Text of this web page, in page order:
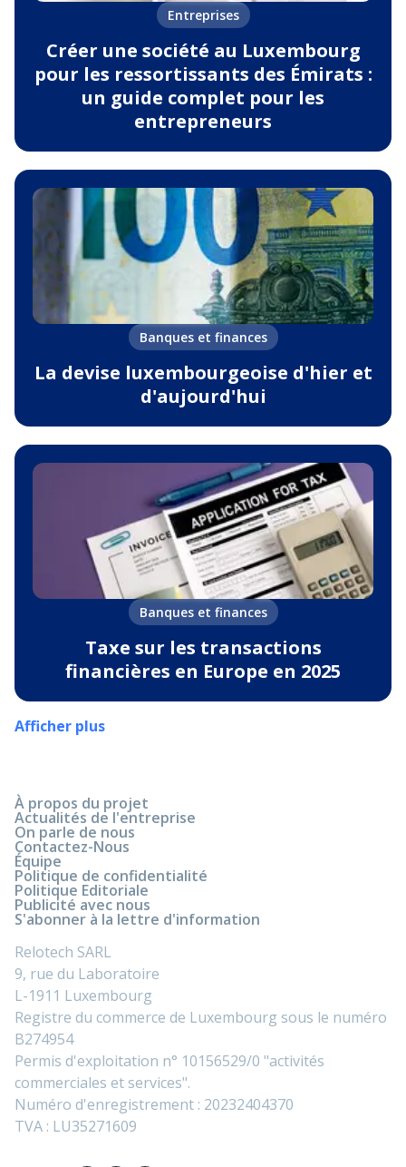
Entreprises
Créer une société au Luxembourg
pour les ressortissants des Émirats :
un guide complet pour les
entrepreneurs
Banques et finances
La devise luxembourgeoise d'hier et
d'aujourd'hui
Banques et finances
Taxe sur les transactions
financières en Europe en 2025
Afficher plus
À propos du projet
Actualités de l'entreprise
On parle de nous
Contactez-Nous
Équipe
Politique de confidentialité
Politique Editoriale
Publicité avec nous
S'abonner à la lettre d'information
Relotech SARL
9, rue du Laboratoire
L-1911 Luxembourg
Registre du commerce de Luxembourg sous le numéro
B274954
Permis d'exploitation n° 10156529/0 "activités
commerciales et services".
Numéro d'enregistrement : 20232404370
TVA : LU35271609